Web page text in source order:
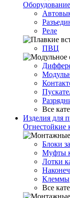
Реле
ПВЦ
Все
Изделия для
Огнестойкие
Блоки
Муфты
Лотки
Клеммы
Все